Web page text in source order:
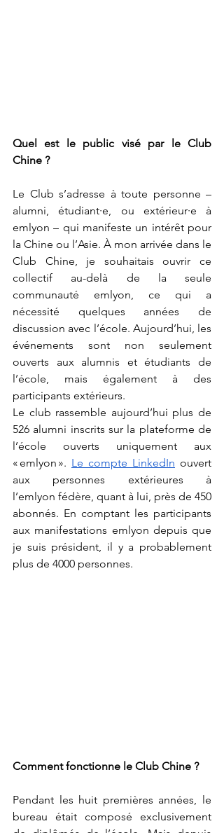
Quel est le public visé par le Club
Chine ?
Le Club s’adresse à toute personne –
alumni, étudiant·e, ou extérieur·e à
emlyon – qui manifeste un intérêt pour
la Chine ou l’Asie. À mon arrivée dans le
Club Chine, je souhaitais ouvrir ce
collectif au-delà de la seule
communauté emlyon, ce qui a
nécessité quelques années de
discussion avec l’école. Aujourd’hui, les
événements sont non seulement
ouverts aux alumnis et étudiants de
l’école, mais également à des
participants extérieurs.
Le club rassemble aujourd’hui plus de
526 alumni inscrits sur la plateforme de
l’école ouverts uniquement aux
« emlyon ». Le compte LinkedIn ouvert
aux personnes extérieures à
l’emlyon fédère, quant à lui, près de 450
abonnés. En comptant les participants
aux manifestations emlyon depuis que
je suis président, il y a probablement
plus de 4000 personnes.
Comment fonctionne le Club Chine ?
Pendant les huit premières années, le
bureau était composé exclusivement